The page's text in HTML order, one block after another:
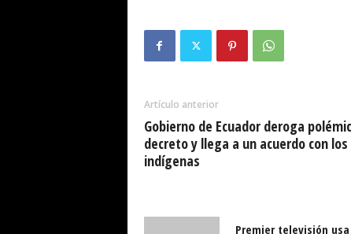
Artículo anterior
Gobierno de Ecuador deroga
decreto y llega a un acuerdo con los
indígenas
Premier televisión usa